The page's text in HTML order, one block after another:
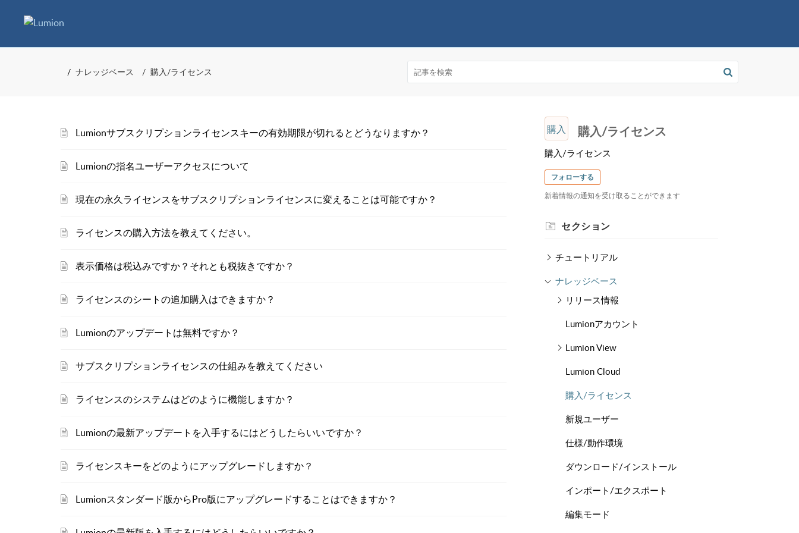
ナレッジベース 購入/ライセンス
Lumionサブスクリプションライセンスキーの有効期限が切れるとどうなりますか？
Lumionの指名ユーザーアクセスについて
現在の永久ライセンスをサブスクリプションライセンスに変えることは可能ですか？
ライセンスの購入方法を教えてください。
表示価格は税込みですか？それとも税抜きですか？
ライセンスのシートの追加購入はできますか？
Lumionのアップデートは無料ですか？
サブスクリプションライセンスの仕組みを教えてください
ライセンスのシステムはどのように機能しますか？
Lumionの最新アップデートを入手するにはどうしたらいいですか？
ライセンスキーをどのようにアップグレードしますか？
Lumionスタンダード版からPro版にアップグレードすることはできますか？
購入 購入/ライセンス
購入/ライセンス
フォローする
新着情報の通知を受け取ることができます
セクション
チュートリアル
ナレッジベース
リリース情報
Lumionアカウント
Lumion View
Lumion Cloud
購入/ライセンス
新規ユーザー
仕様/動作環境
ダウンロード/インストール
インポート/エクスポート
編集モード